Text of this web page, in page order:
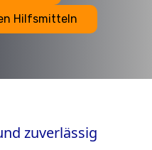
Hilfsmitteln
zuverlässig